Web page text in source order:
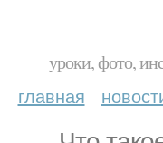
уроки, фото,
главная